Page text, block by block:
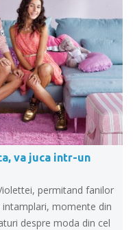
va juca intr-un
permitand fanilor
momente din
despre moda din cel